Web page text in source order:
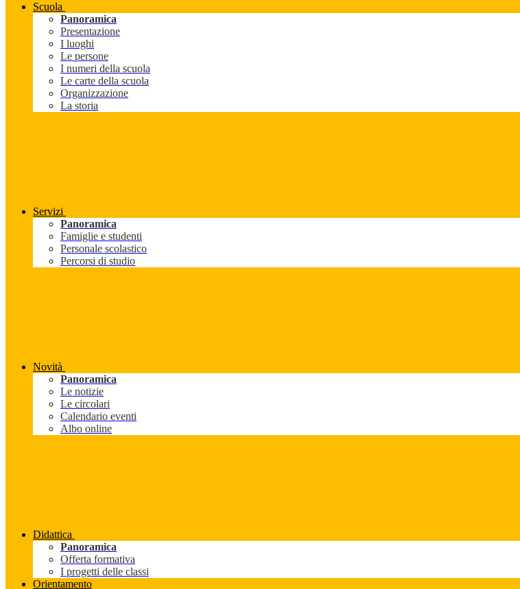
Scuola
Panoramica
Presentazione
I luoghi
Le persone
I numeri della scuola
Le carte della scuola
Organizzazione
La storia
Servizi
Panoramica
Famiglie e studenti
Personale scolastico
Percorsi di studio
Novità
Panoramica
Le notizie
Le circolari
Calendario eventi
Albo online
Didattica
Panoramica
Offerta formativa
I progetti delle classi
Orientamento